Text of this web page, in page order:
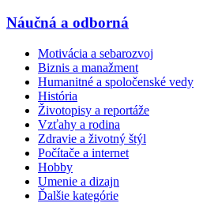
Náučná a odborná
Motivácia a sebarozvoj
Biznis a manažment
Humanitné a spoločenské vedy
História
Životopisy a reportáže
Vzťahy a rodina
Zdravie a životný štýl
Počítače a internet
Hobby
Umenie a dizajn
Ďalšie kategórie